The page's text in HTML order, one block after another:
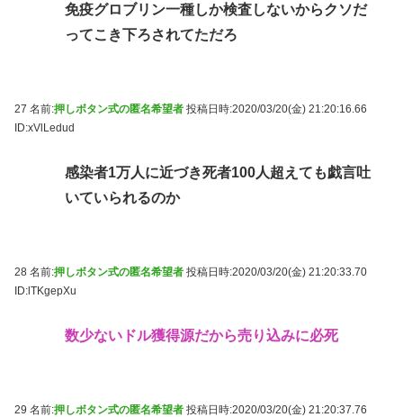
免疫グロブリン一種しか検査しないからクソだ
ってこき下ろされてただろ
27 名前:押しボタン式の匿名希望者 投稿日時:2020/03/20(金) 21:20:16.66
ID:xVlLedud
感染者1万人に近づき死者100人超えても戯言吐
いていられるのか
28 名前:押しボタン式の匿名希望者 投稿日時:2020/03/20(金) 21:20:33.70
ID:lTKgepXu
数少ないドル獲得源だから売り込みに必死
29 名前:押しボタン式の匿名希望者 投稿日時:2020/03/20(金) 21:20:37.76